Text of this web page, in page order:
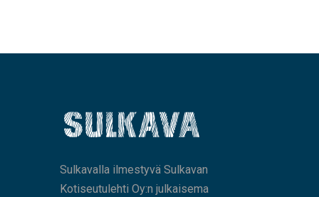
Sulkavalla ilmestyvä Sulkavan
Kotiseutulehti Oy:n julkaisema